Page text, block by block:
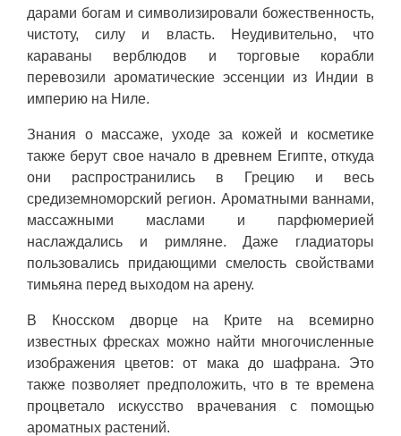
дарами богам и символизировали божественность,
чистоту, силу и власть. Неудивительно, что
караваны верблюдов и торговые корабли
перевозили ароматические эссенции из Индии в
империю на Ниле.
Знания о массаже, уходе за кожей и косметике
также берут свое начало в древнем Египте, откуда
они распространились в Грецию и весь
средиземноморский регион. Ароматными ваннами,
массажными маслами и парфюмерией
наслаждались и римляне. Даже гладиаторы
пользовались придающими смелость свойствами
тимьяна перед выходом на арену.
В Кносском дворце на Крите на всемирно
известных фресках можно найти многочисленные
изображения цветов: от мака до шафрана. Это
также позволяет предположить, что в те времена
процветало искусство врачевания с помощью
ароматных растений.